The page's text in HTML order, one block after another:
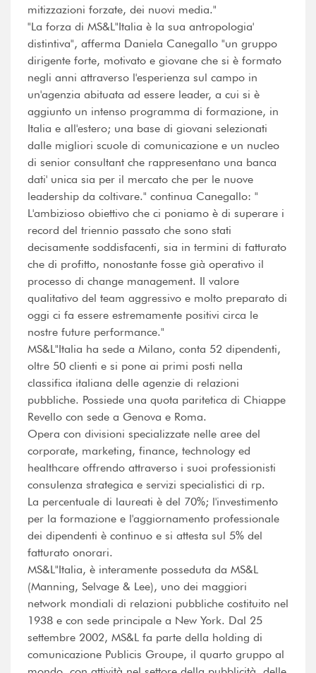
mitizzazioni forzate, dei nuovi media."
"La forza di MS&L"Italia è la sua antropologia'
distintiva", afferma Daniela Canegallo "un gruppo
dirigente forte, motivato e giovane che si è formato
negli anni attraverso l'esperienza sul campo in
un'agenzia abituata ad essere leader, a cui si è
aggiunto un intenso programma di formazione, in
Italia e all'estero; una base di giovani selezionati
dalle migliori scuole di comunicazione e un nucleo
di senior consultant che rappresentano una banca
dati' unica sia per il mercato che per le nuove
leadership da coltivare." continua Canegallo: "
L'ambizioso obiettivo che ci poniamo è di superare i
record del triennio passato che sono stati
decisamente soddisfacenti, sia in termini di fatturato
che di profitto, nonostante fosse già operativo il
processo di change management. Il valore
qualitativo del team aggressivo e molto preparato di
oggi ci fa essere estremamente positivi circa le
nostre future performance."
MS&L"Italia ha sede a Milano, conta 52 dipendenti,
oltre 50 clienti e si pone ai primi posti nella
classifica italiana delle agenzie di relazioni
pubbliche. Possiede una quota paritetica di Chiappe
Revello con sede a Genova e Roma.
Opera con divisioni specializzate nelle aree del
corporate, marketing, finance, technology ed
healthcare offrendo attraverso i suoi professionisti
consulenza strategica e servizi specialistici di rp.
La percentuale di laureati è del 70%; l'investimento
per la formazione e l'aggiornamento professionale
dei dipendenti è continuo e si attesta sul 5% del
fatturato onorari.
MS&L"Italia, è interamente posseduta da MS&L
(Manning, Selvage & Lee), uno dei maggiori
network mondiali di relazioni pubbliche costituito nel
1938 e con sede principale a New York. Dal 25
settembre 2002, MS&L fa parte della holding di
comunicazione Publicis Groupe, il quarto gruppo al